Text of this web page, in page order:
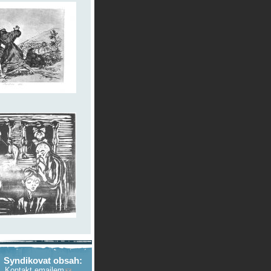
Syndikovat obsah: